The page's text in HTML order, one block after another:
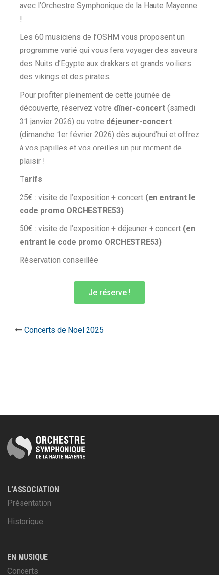
avec l’Orchestre Symphonique de la Haute Mayenne
!
Les 60 musiciens de l’OSHM vous proposent un
programme varié qui vous fera voyager des saveurs
des Nuits d’Egypte aux drakkars et grands voiliers
des vikings et des pirates.
Pour profiter pleinement de cette journée de
découverte, réservez votre dîner-concert (samedi
31 janvier 2026) ou votre déjeuner-concert
(dimanche 1er février 2026) dès aujourd’hui et offrez
à vos papilles et vos oreilles un pur moment de
plaisir !
Tarifs
25€ : visite de l’exposition + concert (en entrant le
code promo ORCHESTRE53)
50€ : visite de l’exposition + déjeuner + concert (en
entrant le code promo ORCHESTRE53)
Réservation conseillée
Je réserve !
Concerts de Noël 2025
L’ASSOCIATION
Présentation
Historique
EN MUSIQUE
Concerts